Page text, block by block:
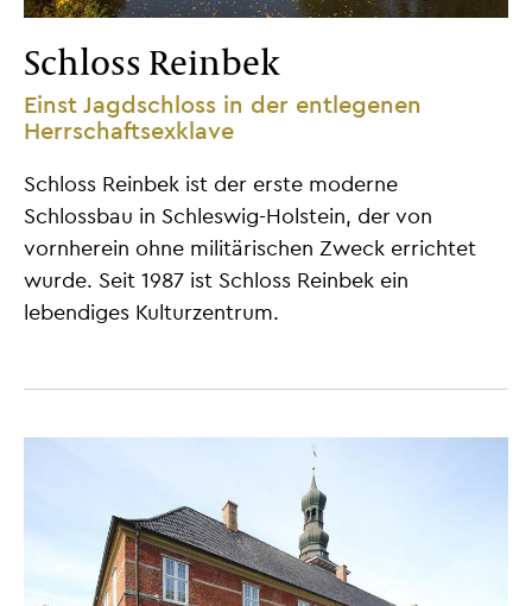
Schloss Reinbek
Einst Jagdschloss in der entlegenen
Herrschaftsexklave
Schloss Reinbek ist der erste moderne
Schlossbau in Schleswig-Holstein, der von
vornherein ohne militärischen Zweck errichtet
wurde. Seit 1987 ist Schloss Reinbek ein
lebendiges Kulturzentrum.